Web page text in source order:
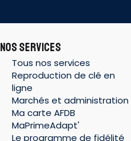
NOS SERVICES
Tous nos services
Reproduction de clé en
ligne
Marchés et administration
Ma carte AFDB
MaPrimeAdapt'
Le programme de fidélité